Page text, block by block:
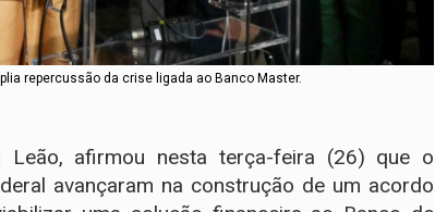
repercussão da crise ligada ao Banco Master.
Leão, afirmou nesta terça-feira (26) que o
avançaram na construção de um acordo